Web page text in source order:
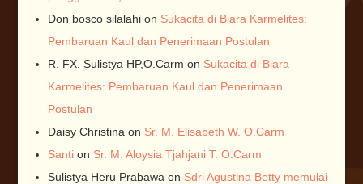
Don bosco silalahion Sukacita di Biara Karmelites:
Pembaruan Kaul dan Penerimaan Postulan
R. FX. Sulistya HP,O.Carm on Sukacita di Biara
Karmelites: Pembaruan Kaul dan Penerimaan
Postulan
Daisy Christina on Sr. M. Elisabeth W. O.Carm
Santion Sr. M. Aloysia Tjahjani T. O.Carm
Sulistya Heru Prabawa on Sdri Agustina Betty memulai